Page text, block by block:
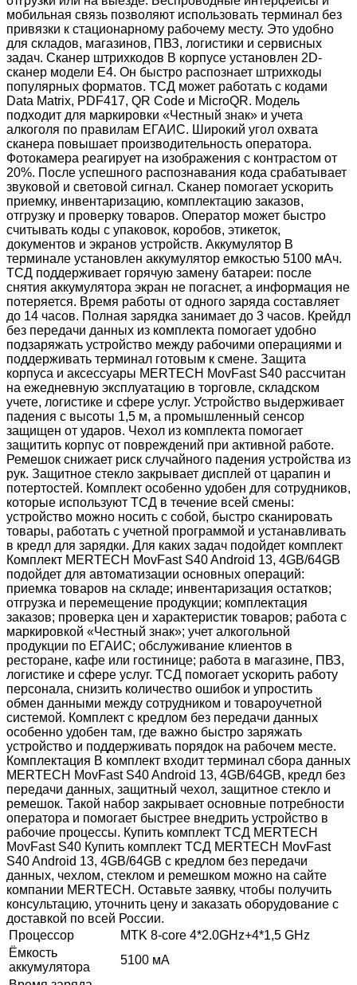
мобильная связь позволяют использовать терминал без
привязки к стационарному рабочему месту. Это удобно
для складов, магазинов, ПВЗ, логистики и сервисных
задач. Сканер штрихкодов В корпусе установлен 2D-
сканер модели E4. Он быстро распознает штрихкоды
популярных форматов. ТСД может работать с кодами
Data Matrix, PDF417, QR Code и MicroQR. Модель
подходит для маркировки «Честный знак» и учета
алкоголя по правилам ЕГАИС. Широкий угол охвата
сканера повышает производительность оператора.
Фотокамера реагирует на изображения с контрастом от
20%. После успешного распознавания кода срабатывает
звуковой и световой сигнал. Сканер помогает ускорить
приемку, инвентаризацию, комплектацию заказов,
отгрузку и проверку товаров. Оператор может быстро
считывать коды с упаковок, коробов, этикеток,
документов и экранов устройств. Аккумулятор В
терминале установлен аккумулятор емкостью 5100 мАч.
ТСД поддерживает горячую замену батареи: после
снятия аккумулятора экран не погаснет, а информация не
потеряется. Время работы от одного заряда составляет
до 14 часов. Полная зарядка занимает до 3 часов. Крейдл
без передачи данных из комплекта помогает удобно
подзаряжать устройство между рабочими операциями и
поддерживать терминал готовым к смене. Защита
корпуса и аксессуары MERTECH MovFast S40 рассчитан
на ежедневную эксплуатацию в торговле, складском
учете, логистике и сфере услуг. Устройство выдерживает
падения с высоты 1,5 м, а промышленный сенсор
защищен от ударов. Чехол из комплекта помогает
защитить корпус от повреждений при активной работе.
Ремешок снижает риск случайного падения устройства из
рук. Защитное стекло закрывает дисплей от царапин и
потертостей. Комплект особенно удобен для сотрудников,
которые используют ТСД в течение всей смены:
устройство можно носить с собой, быстро сканировать
товары, работать с учетной программой и устанавливать
в кредл для зарядки. Для каких задач подойдет комплект
Комплект MERTECH MovFast S40 Android 13, 4GB/64GB
подойдет для автоматизации основных операций:
приемка товаров на складе; инвентаризация остатков;
отгрузка и перемещение продукции; комплектация
заказов; проверка цен и характеристик товаров; работа с
маркировкой «Честный знак»; учет алкогольной
продукции по ЕГАИС; обслуживание клиентов в
ресторане, кафе или гостинице; работа в магазине, ПВЗ,
логистике и сфере услуг. ТСД помогает ускорить работу
персонала, снизить количество ошибок и упростить
обмен данными между сотрудником и товароучетной
системой. Комплект с кредлом без передачи данных
особенно удобен там, где важно быстро заряжать
устройство и поддерживать порядок на рабочем месте.
Комплектация В комплект входит терминал сбора данных
MERTECH MovFast S40 Android 13, 4GB/64GB, кредл без
передачи данных, защитный чехол, защитное стекло и
ремешок. Такой набор закрывает основные потребности
оператора и помогает быстрее внедрить устройство в
рабочие процессы. Купить комплект ТСД MERTECH
MovFast S40 Купить комплект ТСД MERTECH MovFast
S40 Android 13, 4GB/64GB с кредлом без передачи
данных, чехлом, стеклом и ремешком можно на сайте
компании MERTECH. Оставьте заявку, чтобы получить
консультацию, уточнить цену и заказать оборудование с
доставкой по всей России.
Процессор
MTK 8-core 4*2.0GHz+4*1,5 GHz
Ёмкость
аккумулятора
5100 мА